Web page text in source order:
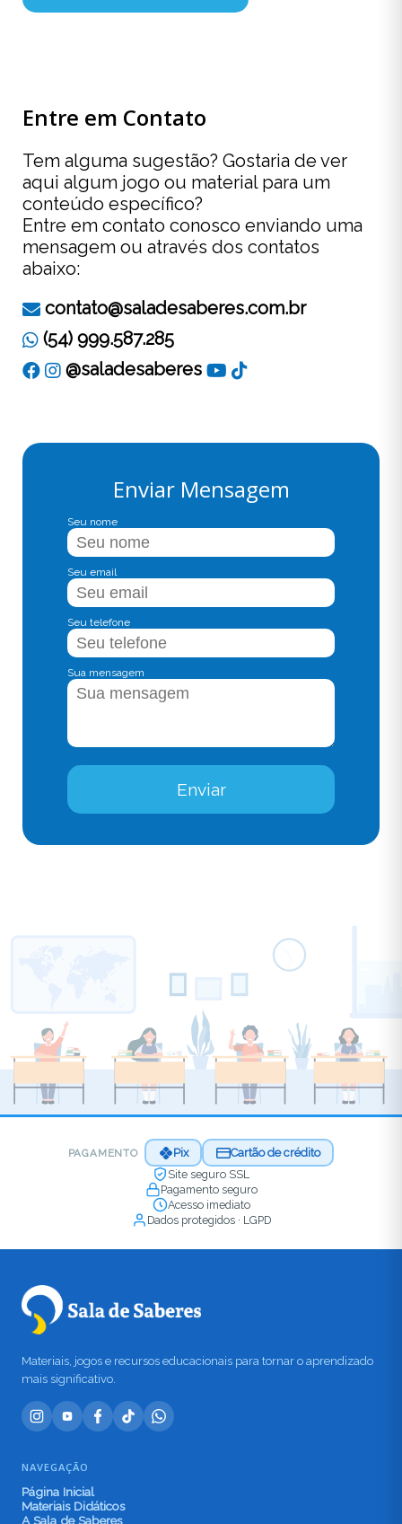
Enviar Mensagem
Seu nome
Seu email
Seu telefone
Sua mensagem
Enviar
Entre em Contato
Tem alguma sugestão? Gostaria de ver
aqui algum jogo ou material para um
conteúdo específico?
Entre em contato conosco enviando uma
mensagem ou através dos contatos
abaixo:
contato@saladesaberes.com.br
(54) 999.587.285
@saladesaberes
PAGAMENTO Pix
Cartão de crédito
Site seguro SSL
Pagamento seguro
Acesso imediato
Dados protegidos · LGPD
Materiais, jogos e recursos educacionais para tornar o aprendizado
mais significativo.
NAVEGAÇÃO
Página Inicial
Materiais Didáticos
A Sala de Saberes